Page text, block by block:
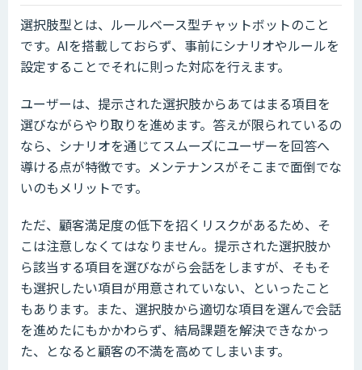
選択肢型とは、ルールベース型チャットボットのこと
です。AIを搭載しておらず、事前にシナリオやルールを
設定することでそれに則った対応を行えます。
ユーザーは、提示された選択肢からあてはまる項目を
選びながらやり取りを進めます。答えが限られているの
なら、シナリオを通じてスムーズにユーザーを回答へ
導ける点が特徴です。メンテナンスがそこまで面倒でな
いのもメリットです。
ただ、顧客満足度の低下を招くリスクがあるため、そ
こは注意しなくてはなりません。提示された選択肢か
ら該当する項目を選びながら会話をしますが、そもそ
も選択したい項目が用意されていない、といったこと
もあります。また、選択肢から適切な項目を選んで会話
を進めたにもかかわらず、結局課題を解決できなかっ
た、となると顧客の不満を高めてしまいます。